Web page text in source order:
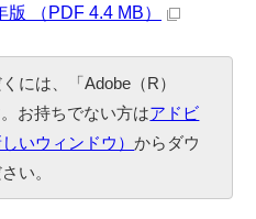
（PDF 4.4 MB）
には、「Adobe（R）
お持ちでない方はアドビ
いウィンドウ）からダウ
い。